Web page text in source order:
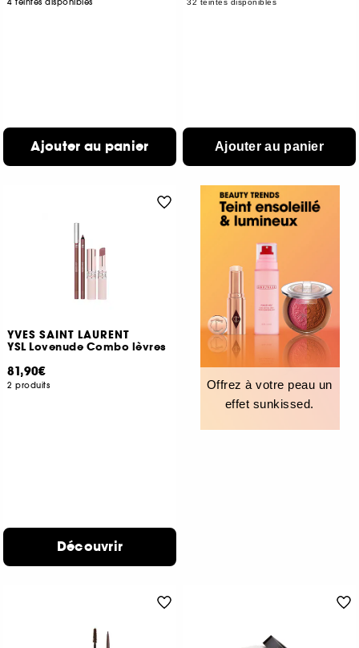
Ajouter au panier
32 teintes disponibles
Ajouter au panier
YVES SAINT LAURENT
YSL Lovenude Combo lèvres
81,90€
2 produits
Découvrir
Offrez à votre peau un
effet sunkissed.